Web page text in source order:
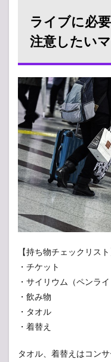
ライブに必
注意したい
【持ち物チェックリスト
・チケット
・サイリウム（ペンライ
・飲み物
・タオル
・着替え
タオル、着替えはコン